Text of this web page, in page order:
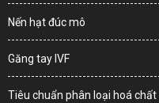
Nến hạt đúc mô
Găng tay IVF
Tiêu chuẩn phân loại hoá